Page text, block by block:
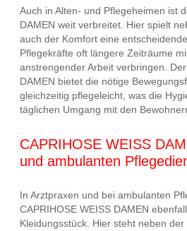
Auch in Alten- und Pflegeheimen ist
DAMEN weit verbreitet. Hier spielt
auch der Komfort eine
Pflegekräfte oft längere Zeiträume
anstrengender Arbeit verbringen.
DAMEN bietet die nötige
gleichzeitig pflegeleicht, was die
täglichen Umgang mit den
CAPRIHOSE WEISS
und ambulanten
In Arztpraxen und bei ambulanten
CAPRIHOSE WEISS DAMEN
Kleidungsstück. Hier steht neben